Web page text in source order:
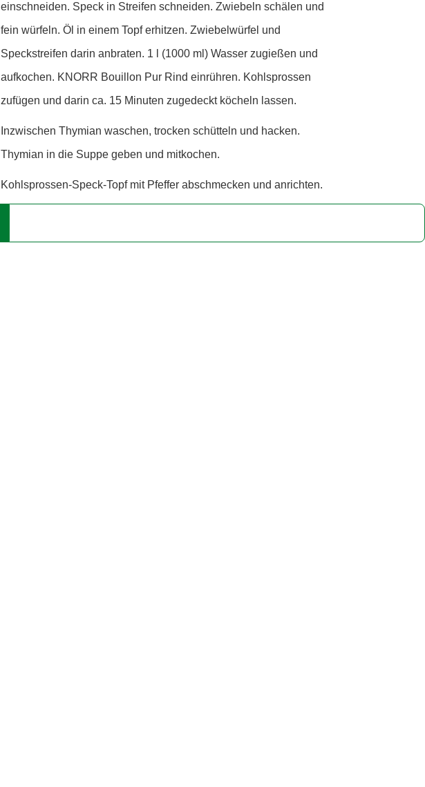
einschneiden. Speck in Streifen schneiden. Zwiebeln schälen und
fein würfeln. Öl in einem Topf erhitzen. Zwiebelwürfel und
Speckstreifen darin anbraten. 1 l (1000 ml) Wasser zugießen und
aufkochen. KNORR Bouillon Pur Rind einrühren. Kohlsprossen
zufügen und darin ca. 15 Minuten zugedeckt köcheln lassen.
Inzwischen Thymian waschen, trocken schütteln und hacken.
Thymian in die Suppe geben und mitkochen.
Kohlsprossen-Speck-Topf mit Pfeffer abschmecken und anrichten.